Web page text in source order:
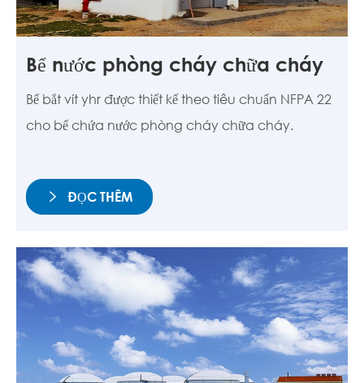
Bể nước phòng cháy chữa cháy
Bể bắt vít yhr được thiết kế theo tiêu chuẩn NFPA 22
cho bể chứa nước phòng cháy chữa cháy.
 ĐỌC THÊM